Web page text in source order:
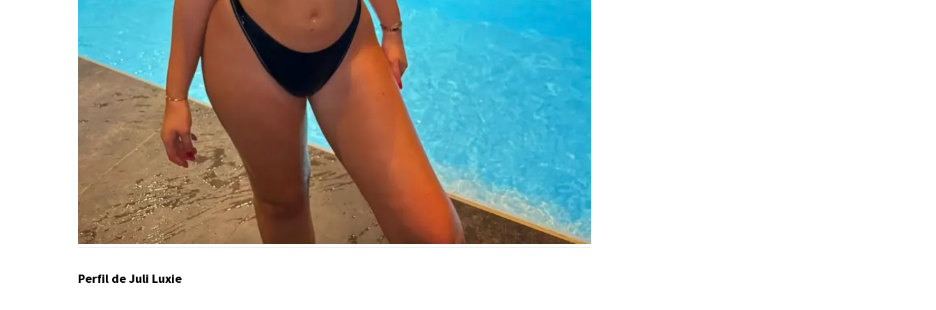
Perfil de Juli Luxie